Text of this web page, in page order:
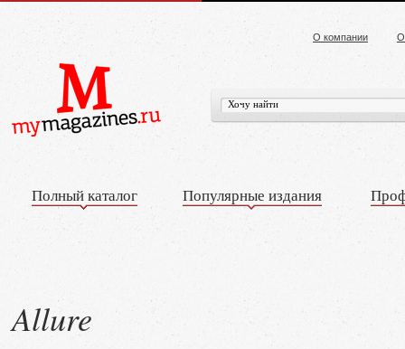
О компании
Полный каталог Популярные издания
Allure